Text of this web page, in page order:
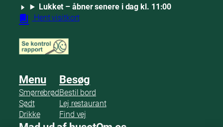
Lukket – åbner senere i dag kl. 11:00
Hent visitkort
Menu
Smørrebrød
Sødt
Drikke
Besøg
Bestil bord
Lej restaurant
Find vej